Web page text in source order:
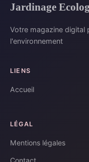
Jardinage
Votre magazine digital
l'environnement
LIENS
Accueil
LÉGAL
Mentions légales
Contact